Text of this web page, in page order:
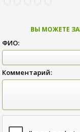
ВЫ МОЖЕТЕ
ФИО:
Комментарий: